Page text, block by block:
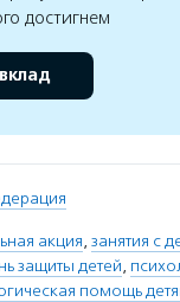
достигнем
акция, занятия с
защиты детей,
помощь